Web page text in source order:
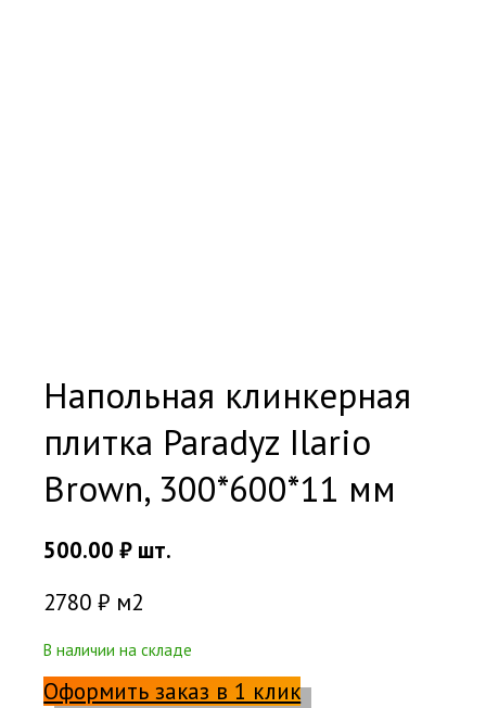
Напольная клинкерная
плитка Paradyz Ilario
Brown, 300*600*11 мм
500.00₽ шт.
2780 ₽ м2
В наличии на складе
Оформить заказ в 1 клик